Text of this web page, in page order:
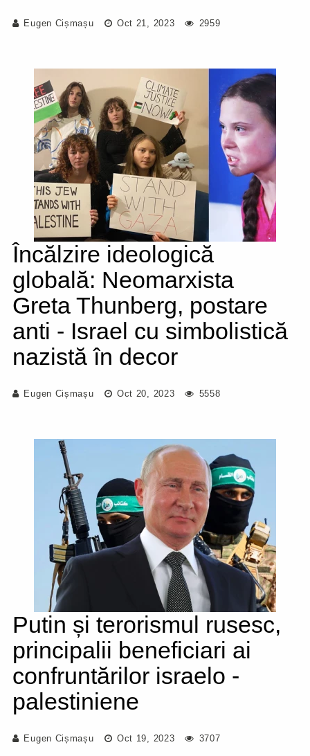
Eugen Cișmașu Oct 21, 2023 2959
Încălzire ideologică
globală: Neomarxista
Greta Thunberg, postare
anti - Israel cu simbolistică
nazistă în decor
Eugen Cișmașu Oct 20, 2023 5558
Putin și terorismul rusesc,
principalii beneficiari ai
confruntărilor israelo -
palestiniene
Eugen Cișmașu Oct 19, 2023 3707